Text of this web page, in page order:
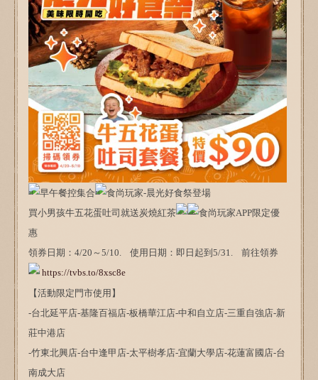
早午餐控集合
食尚玩家-晨光好食祭登場
買小男孩牛五花蛋吐司就送炭燒紅茶
食尚玩家APP限定優
惠
領券日期：4/20～5/10. 使用日期：即日起到5/31. 前往領券
https://tvbs.to/8xsc8e
【活動限定門市使用】
-台北延平店-基隆百福店-板橋華江店-中和自立店-三重自強店-新
莊中港店
-竹東北興店-台中逢甲店-太平樹孝店-宜蘭大學店-花蓮富國店-台
南成大店